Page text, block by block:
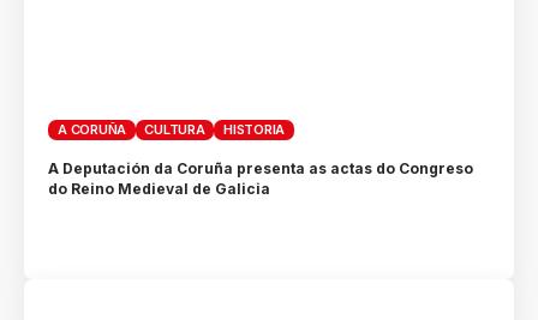
A CORUÑA CULTURA HISTORIA
A Deputación da Coruña presenta as actas do Congreso
do Reino Medieval de Galicia